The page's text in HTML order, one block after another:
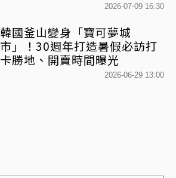
2026-07-09 16:30
韓國釜山變身「寶可夢城
市」！30週年打造暑假必訪打
卡勝地、開賣時間曝光
2026-06-29 13:00